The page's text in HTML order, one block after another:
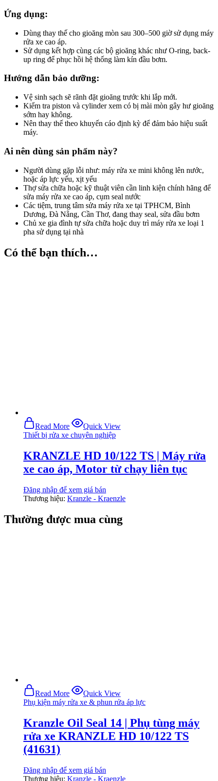
Ứng dụng:
Dùng thay thế cho gioăng mòn sau 300–500 giờ sử dụng máy
rửa xe cao áp.
Sử dụng kết hợp cùng các bộ gioăng khác như O-ring, back-
up ring để phục hồi hệ thống làm kín đầu bơm.
Hướng dẫn bảo dưỡng:
Vệ sinh sạch sẽ rãnh đặt gioăng trước khi lắp mới.
Kiểm tra piston và cylinder xem có bị mài mòn gây hư gioăng
sớm hay không.
Nên thay thế theo khuyến cáo định kỳ để đảm bảo hiệu suất
máy.
Ai nên dùng sản phẩm này?
Người dùng gặp lỗi như: máy rửa xe mini không lên nước,
hoặc áp lực yếu, xịt yếu
Thợ sửa chữa hoặc kỹ thuật viên cần linh kiện chính hãng để
sửa máy rửa xe cao áp, cụm seal nước
Các tiệm, trung tâm sửa máy rửa xe tại TPHCM, Bình
Dương, Đà Nẵng, Cần Thơ, đang thay seal, sửa đầu bơm
Chủ xe gia đình tự sửa chữa hoặc duy trì máy rửa xe loại 1
pha sử dụng tại nhà
Có thể bạn thích…
Read More
Quick View
Thiết bị rửa xe chuyên nghiệp
KRANZLE HD 10/122 TS | Máy rửa
xe cao áp, Motor từ chạy liên tục
Đăng nhập để xem giá bán
Thương hiệu: Kranzle - Kraenzle
Thường được mua cùng
Read More
Quick View
Phụ kiện máy rửa xe & phun rửa áp lực
Kranzle Oil Seal 14 | Phụ tùng máy
rửa xe KRANZLE HD 10/122 TS
(41631)
Đăng nhập để xem giá bán
Thương hiệu: Kranzle - Kraenzle